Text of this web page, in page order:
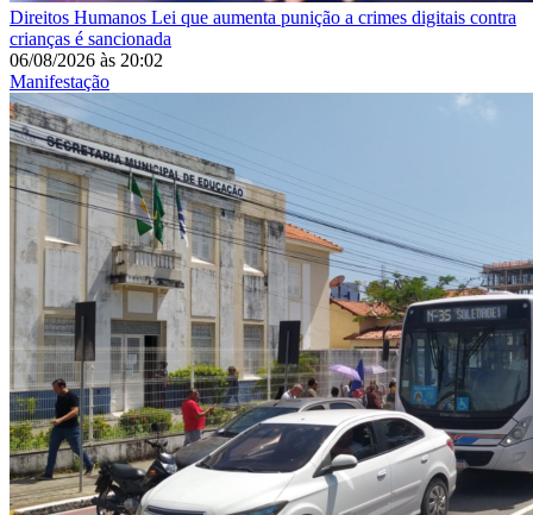
Direitos Humanos Lei que aumenta punição a crimes digitais contra
crianças é sancionada
06/08/2026 às 20:02
Manifestação